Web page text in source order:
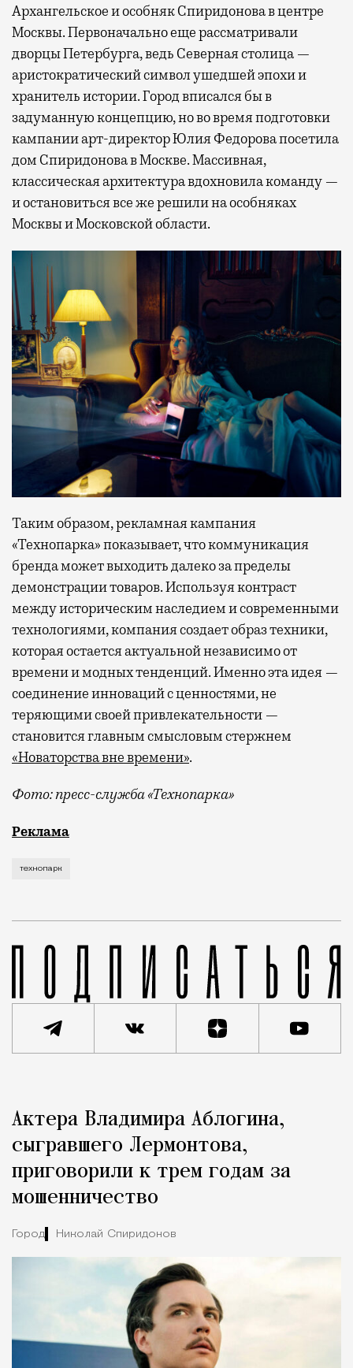
Архангельское и особняк Спиридонова в центре
Москвы. Первоначально еще рассматривали
дворцы Петербурга, ведь Северная столица —
аристократический символ ушедшей эпохи и
хранитель истории. Город вписался бы в
задуманную концепцию, но во время подготовки
кампании арт-директор Юлия Федорова посетила
дом Спиридонова в Москве. Массивная,
классическая архитектура вдохновила команду —
и остановиться все же решили на особняках
Москвы и Московской области.
Таким образом, рекламная кампания
«Технопарка» показывает, что коммуникация
бренда может выходить далеко за пределы
демонстрации товаров. Используя контраст
между историческим наследием и современными
технологиями, компания создает образ техники,
которая остается актуальной независимо от
времени и модных тенденций. Именно эта идея —
соединение инноваций с ценностями, не
теряющими своей привлекательности —
становится главным смысловым стержнем
«Новаторства вне времени».
Фото: пресс-служба «Технопарка»
Рекламные кампании техники редко выходят за
Реклама
технопарк
Город
Актера Владимира Аблогина,
сыгравшего Лермонтова,
приговорили к трем годам за
мошенничество
Город Николай Спиридонов